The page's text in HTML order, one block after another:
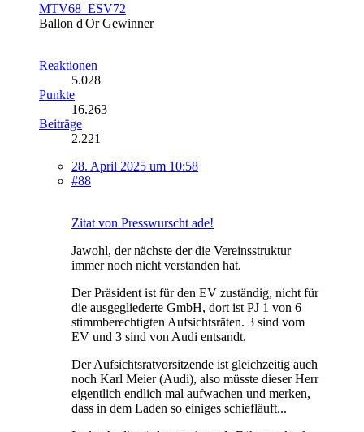
MTV68_ESV72
Ballon d'Or Gewinner
Reaktionen
5.028
Punkte
16.263
Beiträge
2.221
28. April 2025 um 10:58
#88
Zitat von Presswurscht ade!
Jawohl, der nächste der die Vereinsstruktur
immer noch nicht verstanden hat.
Der Präsident ist für den EV zuständig, nicht für
die ausgegliederte GmbH, dort ist PJ 1 von 6
stimmberechtigten Aufsichtsräten. 3 sind vom
EV und 3 sind von Audi entsandt.
Der Aufsichtsratvorsitzende ist gleichzeitig auch
noch Karl Meier (Audi), also müsste dieser Herr
eigentlich endlich mal aufwachen und merken,
dass in dem Laden so einiges schiefläuft...